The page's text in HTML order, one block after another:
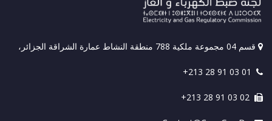
قسم 04 مجموعة ملكية 788 منطقة النشاط عمارة الشراقة الجزائر،
+213 28 91 03 01
+213 28 91 03 02